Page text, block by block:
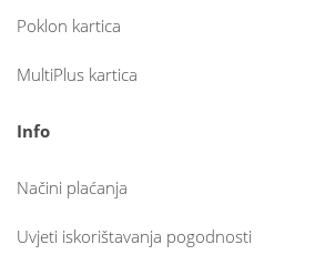
Poklon kartica
MultiPlus kartica
Info
Načini plaćanja
Uvjeti iskorištavanja pogodnosti